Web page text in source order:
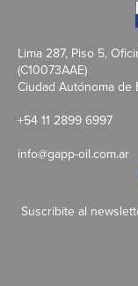
Lima 287, Piso 5,
(C10073AAE)
Ciudad Autónoma de
+54 11 2899 6997
info@gapp-oil.com.ar
Suscribite al